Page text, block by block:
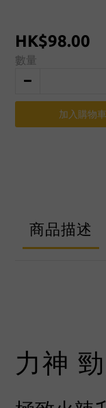
HK$98.00
數量
加入購物車
商品描述
力神